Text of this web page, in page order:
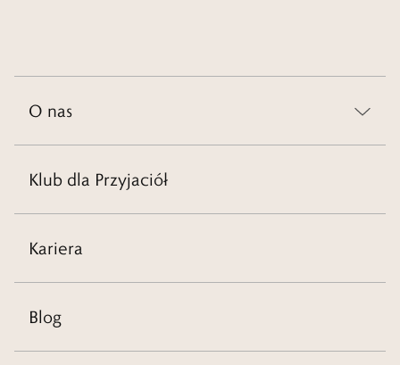
O nas
Klub dla Przyjaciół
Kariera
Blog